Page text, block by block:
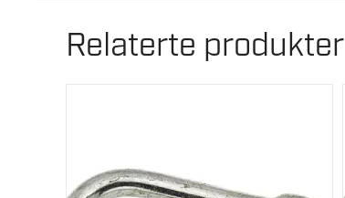
Relaterte produkter